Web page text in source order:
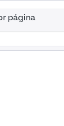
página